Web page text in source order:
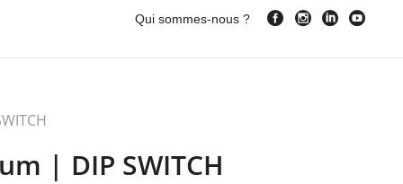
Qui sommes-nous ?
| DIP SWITCH